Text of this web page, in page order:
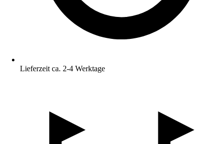
Lieferzeit ca. 2-4 Werktage